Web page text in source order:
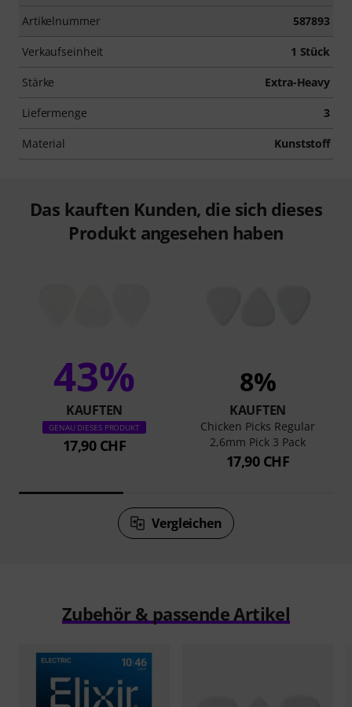
Artikelnummer 587893
Verkaufseinheit 1 Stück
Stärke Extra-Heavy
Liefermenge 3
Material Kunststoff
Das kauften Kunden, die sich dieses
Produkt angesehen haben
43%
KAUFTEN
GENAU DIESES PRODUKT
17,90 CHF
8%
KAUFTEN
Chicken Picks Regular
2,6mm Pick 3 Pack
17,90 CHF
Vergleichen
Zubehör & passende Artikel